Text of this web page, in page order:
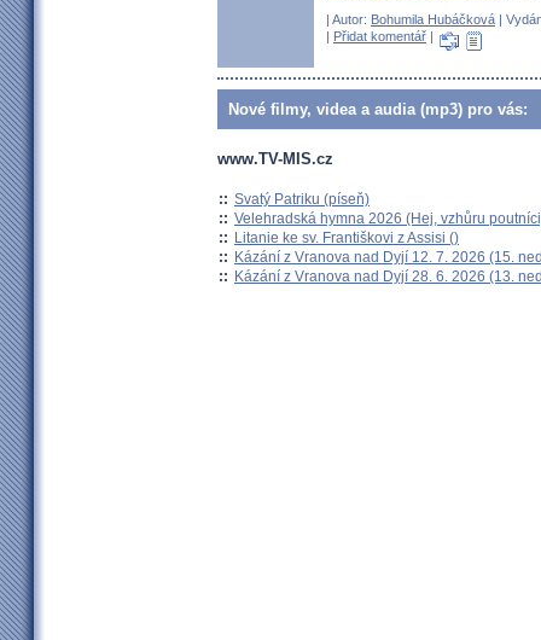
| Autor: Bohumila Hubáčková |
| Přidat komentář |
Nové filmy, videa a audia (mp3) pro vás:
www.TV-MIS.cz
:: Svatý Patriku (píseň)
:: Velehradská hymna 2026 (Hej, vzhůru
:: Litanie ke sv. Františkovi z Assisi ()
:: Kázání z Vranova nad Dyjí 12. 7. 2026 (15.
:: Kázání z Vranova nad Dyjí 28. 6. 2026 (13.